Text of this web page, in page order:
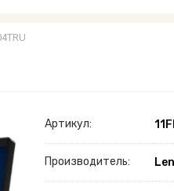
Артикул:
Производитель: